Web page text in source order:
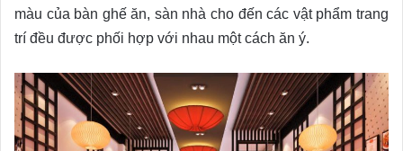
màu của bàn ghế ăn, sàn nhà cho đến các vật phẩm trang
trí đều được phối hợp với nhau một cách ăn ý.